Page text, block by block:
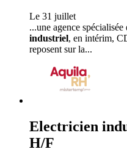
Le 31 juillet
...une agence
industriel, en intérim,
reposent sur la...
Electricien
H/F